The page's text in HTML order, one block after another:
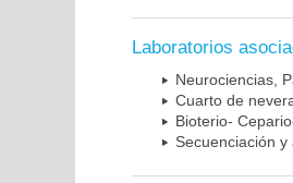
Laboratorios
Neurociencias,
Cuarto de
Bioterio-
Secuenciación